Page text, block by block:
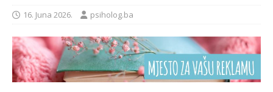
16. Juna 2026. psiholog.ba